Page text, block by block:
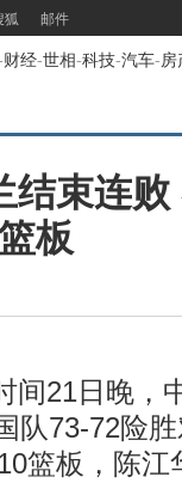
狐 邮件
财经-世相-科技-汽车-房
结束连
板
21日晚，
队73-72险
篮板，陈江